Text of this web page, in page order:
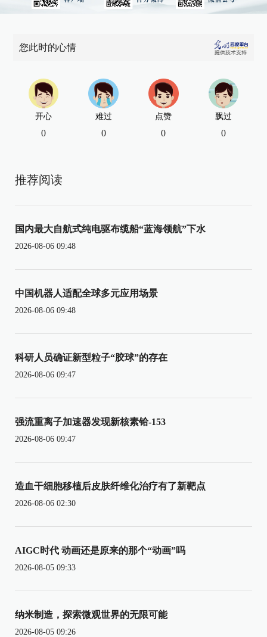
您此时的心情
开心
0
难过
0
点赞
0
飘过
0
推荐阅读
国内最大自航式纯电驱布缆船“蓝海领航”下水
2026-08-06 09:48
中国机器人适配全球多元应用场景
2026-08-06 09:48
科研人员确证新型粒子“胶球”的存在
2026-08-06 09:47
强流重离子加速器发现新核素铪-153
2026-08-06 09:47
造血干细胞移植后皮肤纤维化治疗有了新靶点
2026-08-06 02:30
AIGC时代 动画还是原来的那个“动画”吗
2026-08-05 09:33
纳米制造，探索微观世界的无限可能
2026-08-05 09:26